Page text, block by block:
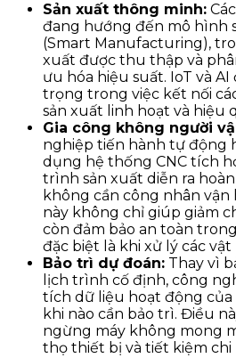
Sản xuất thông minh:
đang hướng đến mô hình
(Smart Manufacturing),
xuất được thu thập và
ưu hóa hiệu suất. IoT và
trọng trong việc kết nối
sản xuất linh hoạt và hiệu
Gia công không người
nghiệp tiến hành tự động
dụng hệ thống CNC tích
trình sản xuất diễn ra
không cần công nhân
này không chỉ giúp giảm
còn đảm bảo an toàn
đặc biệt là khi xử lý các
Bảo trì dự đoán: Thay vì
lịch trình cố định, công
tích dữ liệu hoạt động của
khi nào cần bảo trì. Điều
ngừng máy không mong
thọ thiết bị và tiết kiệm chi